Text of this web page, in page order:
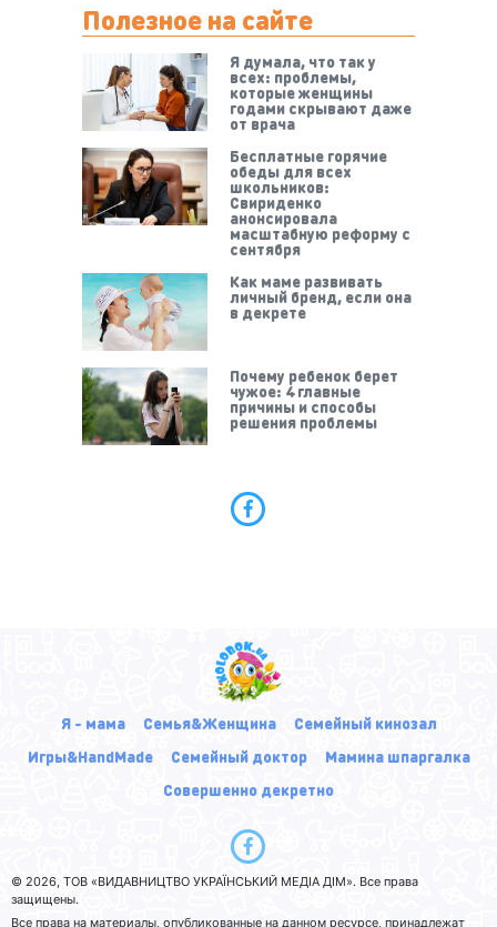
Полезное на сайте
Я думала, что так у
всех: проблемы,
которые женщины
годами скрывают даже
от врача
Бесплатные горячие
обеды для всех
школьников:
Свириденко
анонсировала
масштабную реформу с
сентября
Как маме развивать
личный бренд, если она
в декрете
Почему ребенок берет
чужое: 4 главные
причины и способы
решения проблемы
Я - мама Семья&Женщина
Семейный кинозал
Игры&HandMade
Семейный доктор
Мамина шпаргалка
Совершенно декретно
© 2026, ТОВ «ВИДАВНИЦТВО УКРАЇНСЬКИЙ МЕДІА ДІМ». Все права
защищены.
Все права на материалы, опубликованные на данном ресурсе, принадлежат